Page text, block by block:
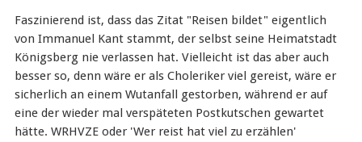
Faszinierend ist, dass das Zitat "Reisen bildet" eigentlich
von Immanuel Kant stammt, der selbst seine Heimatstadt
Königsberg nie verlassen hat. Vielleicht ist das aber auch
besser so, denn wäre er als Choleriker viel gereist, wäre er
sicherlich an einem Wutanfall gestorben, während er auf
eine der wieder mal verspäteten Postkutschen gewartet
hätte. WRHVZE oder 'Wer reist hat viel zu erzählen'